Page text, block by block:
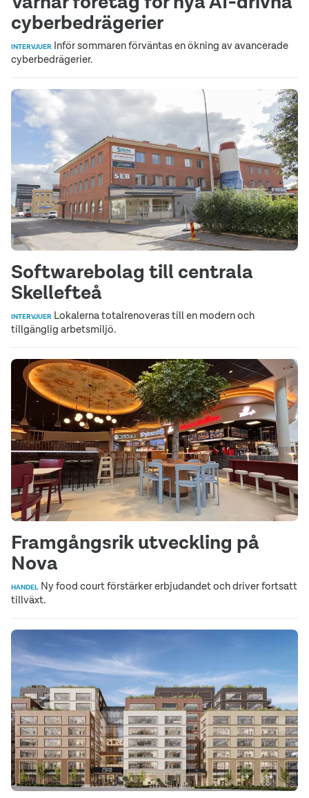
cyberbedrägerier
INTERVJUER Inför sommaren förväntas en ökning av avancerade
cyberbedrägerier.
Softwarebolag till centrala
Skellefteå
INTERVJUER Lokalerna totalrenoveras till en modern och
tillgänglig arbetsmiljö.
Framgångsrik utveckling på
Nova
HANDEL Ny food court förstärker erbjudandet och driver fortsatt
tillväxt.